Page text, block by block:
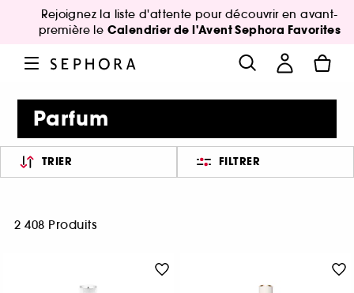
Rejoignez la liste d'attente pour découvrir en avant-
première le Calendrier de l'Avent Sephora Favorites
Parfum
TRIER FILTRER
2 408 Produits